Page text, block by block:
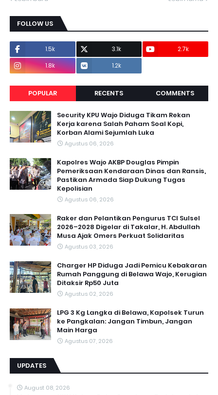
FOLLOW US
1.5k 3.1k
2.7k
1.8k
1.2k
POPULAR RECENTS COMMENTS
Security KPU Wajo Diduga Tikam Rekan
Kerja karena Salah Paham Soal Kopi,
Korban Alami Sejumlah Luka
Agustus 06, 2026
Kapolres Wajo AKBP Douglas Pimpin
Pemeriksaan Kendaraan Dinas dan Ransis,
Pastikan Armada Siap Dukung Tugas
Kepolisian
Agustus 06, 2026
Raker dan Pelantikan Pengurus TCI Sulsel
2026–2028 Digelar di Takalar, H. Abdullah
Musa Ajak Omers Perkuat Solidaritas
Agustus 03, 2026
Charger HP Diduga Jadi Pemicu Kebakaran
Rumah Panggung di Belawa Wajo, Kerugian
Ditaksir Rp50 Juta
Agustus 02, 2026
LPG 3 Kg Langka di Belawa, Kapolsek Turun
ke Pangkalan: Jangan Timbun, Jangan
Main Harga
Agustus 07, 2026
UPDATES
August 08, 2026